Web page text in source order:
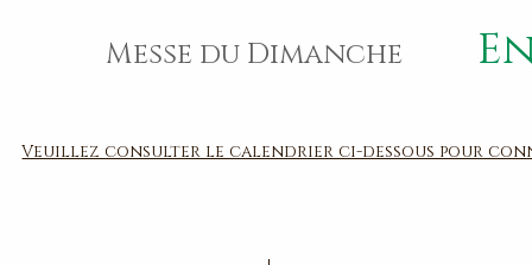
Messe du Dimanche
Veuillez consulter le calendrier ci-dessous pour